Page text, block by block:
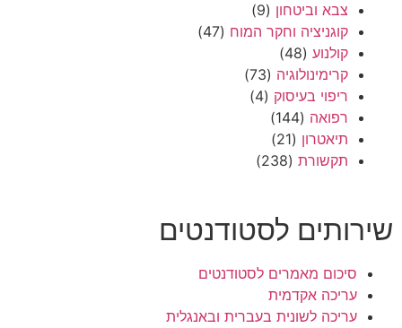
צבא וביטחון (9)
קוגניציה וחקר המוח (47)
קולנוע (48)
קרימינולוגיה (73)
ריפוי בעיסוק (4)
רפואה (144)
תיאטרון (21)
תקשורת (238)
שירותים לסטודנטים
סיכום מאמרים לסטודנטים
עריכה אקדמית
עריכה לשונית בעברית ובאנגלית